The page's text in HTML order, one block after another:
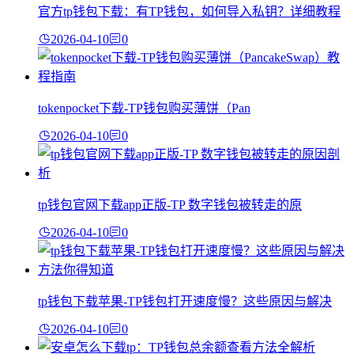
官方tp钱包下载：有TP钱包，如何导入私钥？详细教程
2026-04-10 0
tokenpocket下载-TP钱包购买薄饼（Pan
2026-04-10 0
tp钱包官网下载app正版-TP 数字钱包被转走的原
2026-04-10 0
tp钱包下载苹果-TP钱包打开速度慢？这些原因与解决
2026-04-10 0